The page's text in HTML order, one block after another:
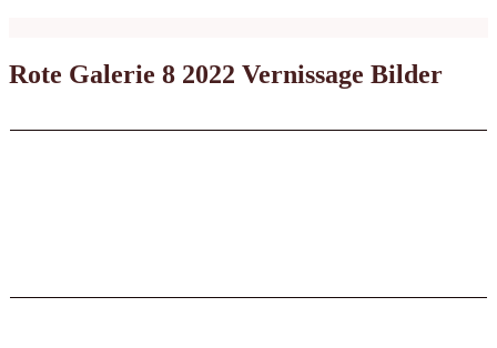
Rote Galerie 8 2022 Vernissage Bilder